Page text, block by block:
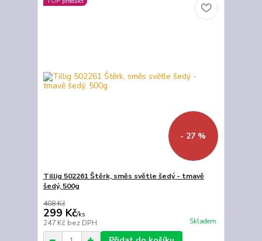
- 27 %
Tillig 502261 Štěrk, směs světle šedý - tmavě
šedý, 500g
408 Kč
299 Kč/ks
247 Kč bez DPH Skladem